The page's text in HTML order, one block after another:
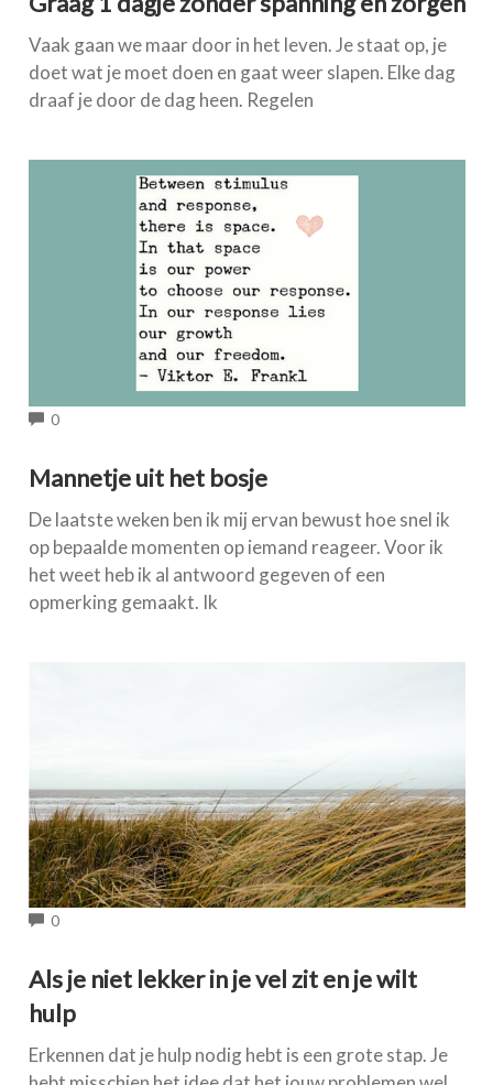
Vaak gaan we maar door in het leven. Je staat op, je
doet wat je moet doen en gaat weer slapen. Elke dag
draaf je door de dag heen. Regelen
0COMMENTS
Mannetje uit het bosje
De laatste weken ben ik mij ervan bewust hoe snel ik
op bepaalde momenten op iemand reageer. Voor ik
het weet heb ik al antwoord gegeven of een
opmerking gemaakt. Ik
0COMMENTS
Als je niet lekker in je vel zit en je wilt
hulp
Erkennen dat je hulp nodig hebt is een grote stap. Je